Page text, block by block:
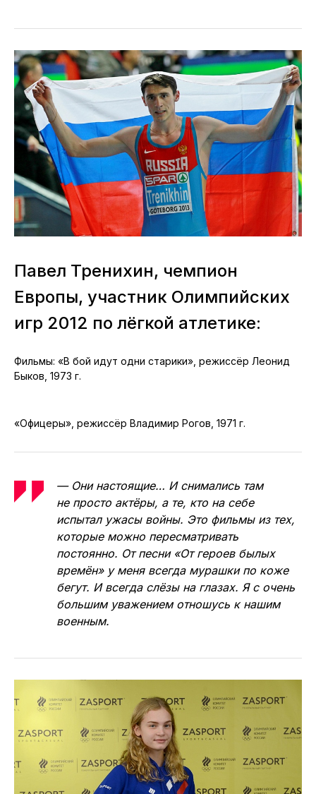
Павел Тренихин, чемпион
Европы, участник Олимпийских
игр 2012 по лёгкой атлетике:
Фильмы: «В бой идут одни старики», режиссёр Леонид
Быков, 1973 г.
«Офицеры», режиссёр Владимир Рогов, 1971 г.
— Они настоящие… И снимались там
не просто актёры, а те, кто на себе
испытал ужасы войны. Это фильмы из тех,
которые можно пересматривать
постоянно. От песни «От героев былых
времён» у меня всегда мурашки по коже
бегут. И всегда слёзы на глазах. Я с очень
большим уважением отношусь к нашим
военным.